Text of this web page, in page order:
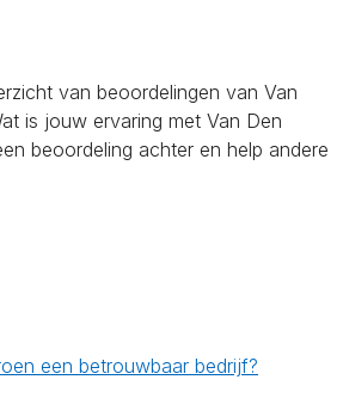
van beoordelingen van Van
is jouw ervaring met Van Den
beoordeling achter en help andere
een betrouwbaar bedrijf?